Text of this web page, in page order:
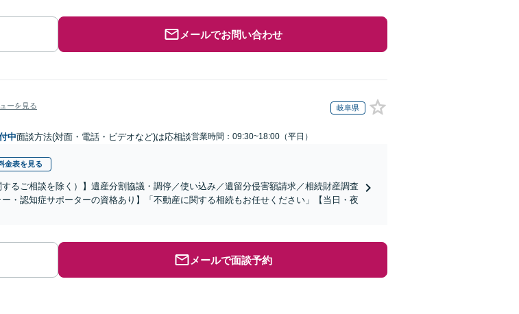
メールでお問い合わせ
ーを見る 岐阜県
中面談方法(対面・電話・ビデオなど)は応相談営業時間：09:30~18:00（平日）
金表を見る
するご相談を除く）】遺産分割協議・調停／使い込み／遺留分侵害額請求／相続財産調査
・認知症サポーターの資格あり】「不動産に関する相続もお任せください」【当日・夜
メールで面談予約